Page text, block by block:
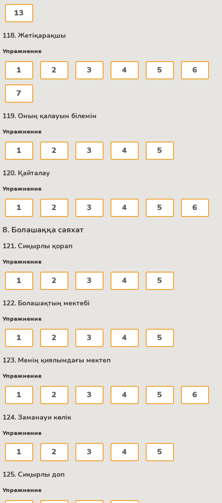
13
118. Жетіқарақшы
Упражнение
1 2 3 4 5 6
7
119. Оның қалауын білемін
Упражнение
1 2 3 4 5
120. Қайталау
Упражнение
1 2 3 4 5 6
8. Болашаққа саяхат
121. Сиқырлы қорап
Упражнение
1 2 3 4 5
122. Болашақтың мектебі
Упражнение
1 2 3 4 5
123. Менің қиялымдағы мектеп
Упражнение
1 2 3 4 5 6
124. Заманауи көлік
Упражнение
1 2 3 4 5
125. Сиқырлы доп
Упражнение